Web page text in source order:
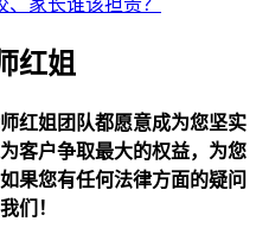
家长谁该担责？
红姐
红姐团队都愿意成为您坚实
客户争取最大的权益，为您
果您有任何法律方面的疑问
们！